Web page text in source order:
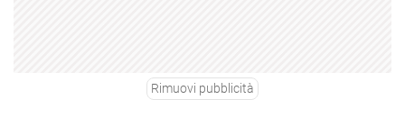
Rimuovi pubblicità